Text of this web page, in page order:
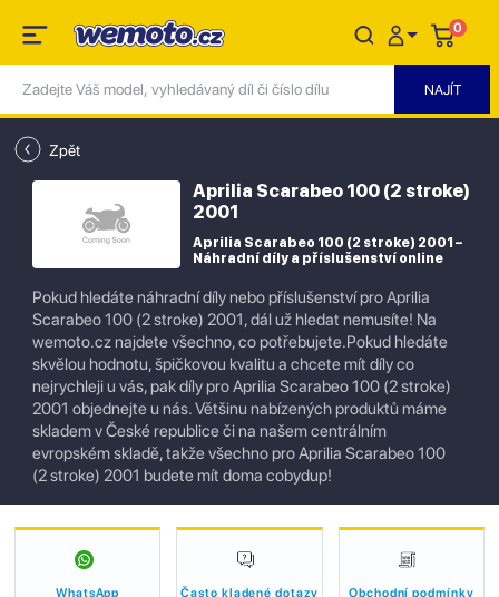
0
Zpět
Aprilia Scarabeo 100 (2 stroke)
2001
Aprilia Scarabeo 100 (2 stroke) 2001 –
Náhradní díly a příslušenství online
Pokud hledáte náhradní díly nebo příslušenství pro Aprilia
Scarabeo 100 (2 stroke) 2001, dál už hledat nemusíte! Na
wemoto.cz najdete všechno, co potřebujete.Pokud hledáte
skvělou hodnotu, špičkovou kvalitu a chcete mít díly co
nejrychleji u vás, pak díly pro Aprilia Scarabeo 100 (2 stroke)
2001 objednejte u nás. Většinu nabízených produktů máme
skladem v České republice či na našem centrálním
evropském skladě, takže všechno pro Aprilia Scarabeo 100
(2 stroke) 2001 budete mít doma cobydup!
WhatsApp Často kladené dotazy Obchodní podmínky